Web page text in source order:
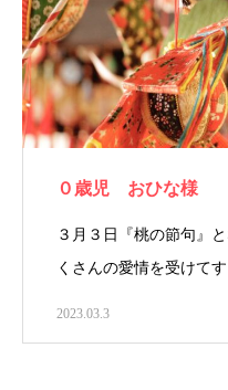
０歳児 おひな様
３月３日『桃の節句』
くさんの愛情を受けて
2023.03.3